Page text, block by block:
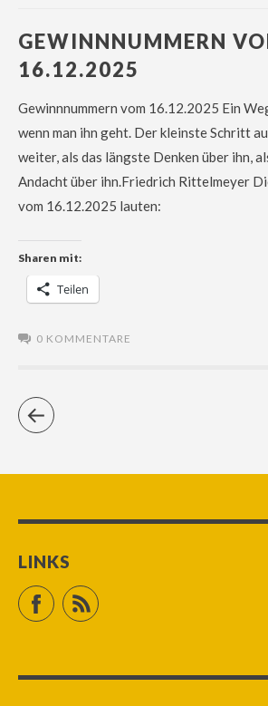
GEWINNNUMMERN
16.12.2025
Gewinnnummern vom 16.12.2025 Ein
wenn man ihn geht. Der kleinste Schritt
weiter, als das längste Denken über ihn,
Andacht über ihn.Friedrich Rittelmeyer
vom 16.12.2025 lauten:
Sharen mit:
Teilen
0 KOMMENTARE
LINKS
FacebookRSS Feed